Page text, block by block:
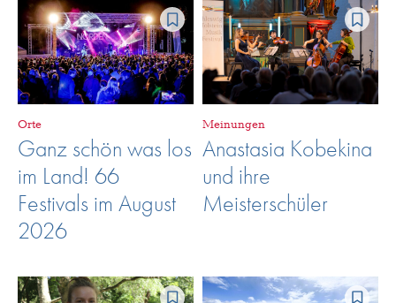
Orte
Ganz schön was los
im Land! 66
Festivals im August
2026
Meinungen
Anastasia Kobekina
und ihre
Meisterschüler